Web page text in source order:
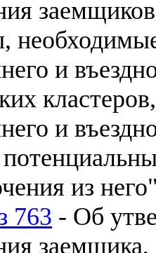
и
и
из
763 - Об
заемщика,